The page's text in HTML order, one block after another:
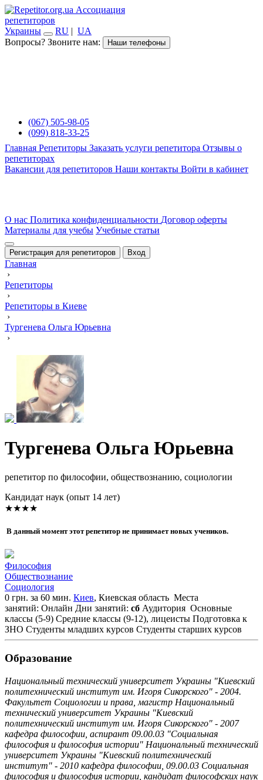
Ассоциация
репетиторов
Украины
RU | UA
Вопросы? Звоните нам:
Наши телефоны
(067) 505-98-05
(099) 818-33-25
Главная Репетиторы Заказать услуги репетитора Отзывы о
репетиторах
Вакансии для репетиторов Наши контакты Войти в кабинет
О нас Политика конфиденциальности Договор оферты
Материалы для учебы Учебные статьи
Регистрация для репетиторов Вход
Главная
›
Репетиторы
›
Репетиторы в Киеве
›
Тургенева Ольга Юрьевна
›
Тургенева Ольга Юрьевна
репетитор по философии, обществознанию, социологии
Кандидат наук (опыт 14 лет)
★★★★
В данный момент этот репетитор не принимает новых учеников.
Философия
Обществознание
Социология
0 грн. за 60 мин. Киев, Киевская область Места
занятий: Онлайн Дни занятий: сб Аудитория Основные
классы (5-9) Средние классы (9-12), лицеисты Подготовка к
ЗНО Студенты младших курсов Студенты старших курсов
Образование
Национальный технический университет Украины "Киевский
политехнический институт им. Игоря Сикорского" - 2004.
Факультет Социологии и права, магистр Национальный
технический университет Украины "Киевский
политехнический институт им. Игоря Сикорского" - 2007
кафедра философии, аспирант 09.00.03 "Социальная
философия и философия истории" Национальный технический
университет Украины "Киевский политехнический
институт" - 2010 кафедра философии, 09.00.03 Социальная
философия и философия истории, кандидат философских наук